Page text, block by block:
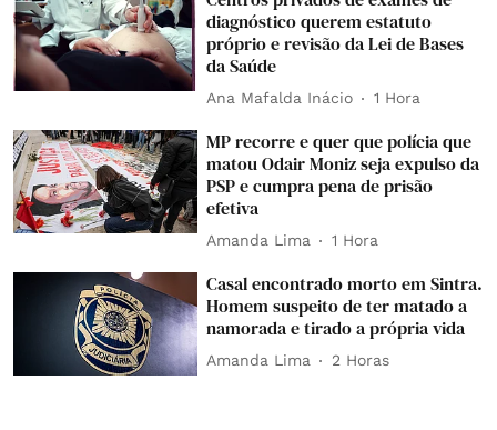
diagnóstico querem estatuto
próprio e revisão da Lei de Bases
da Saúde
Ana Mafalda Inácio 1 Hora
MP recorre e quer que polícia que
matou Odair Moniz seja expulso da
PSP e cumpra pena de prisão
efetiva
Amanda Lima 1 Hora
Casal encontrado morto em Sintra.
Homem suspeito de ter matado a
namorada e tirado a própria vida
Amanda Lima 2 Horas